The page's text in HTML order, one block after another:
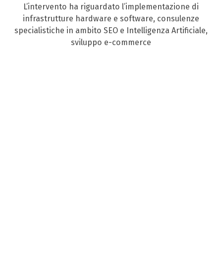
L’intervento ha riguardato l’implementazione di
infrastrutture hardware e software, consulenze
specialistiche in ambito SEO e Intelligenza Artificiale,
sviluppo e-commerce